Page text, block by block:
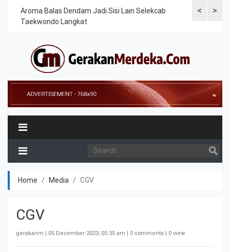
<
Aroma Balas Dendam Jadi Sisi Lain Selekcab
Taekwondo Langkat
>
Home Media CGV
CGV
gerakanm | 05 December 2023, 05:35 am | 0 comments | 0 view